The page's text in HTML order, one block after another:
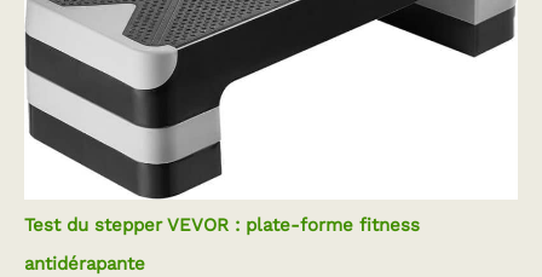
Test du stepper VEVOR : plate-forme fitness
antidérapante